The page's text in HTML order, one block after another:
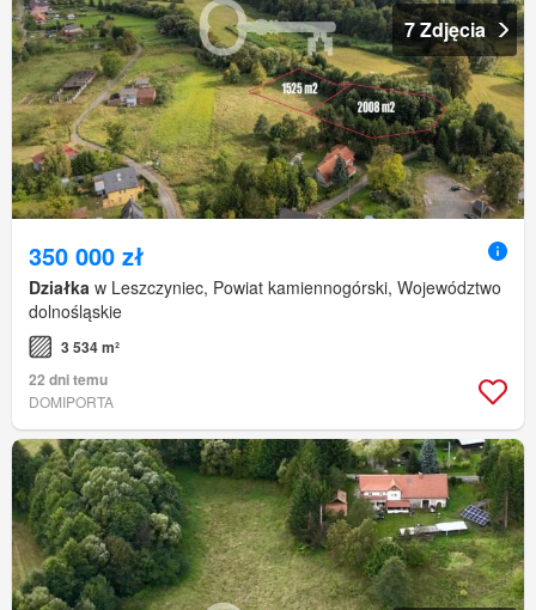
7 Zdjęcia
350 000 zł
Działka w Leszczyniec, Powiat kamiennogórski, Województwo
dolnośląskie
3 534 m²
22 dni temu
DOMIPORTA